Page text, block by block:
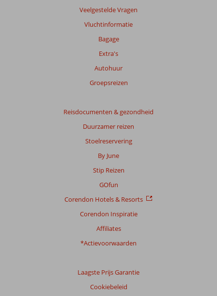
Veelgestelde Vragen
Vluchtinformatie
Bagage
Extra's
Autohuur
Groepsreizen
Reisdocumenten & gezondheid
Duurzamer reizen
Stoelreservering
By June
Stip Reizen
GOfun
Corendon Hotels & Resorts
Corendon Inspiratie
Affiliates
*Actievoorwaarden
Laagste Prijs Garantie
Cookiebeleid